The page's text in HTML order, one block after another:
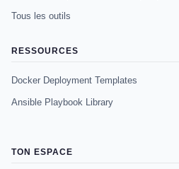
Tous les outils
RESSOURCES
Docker Deployment Templates
Ansible Playbook Library
TON ESPACE